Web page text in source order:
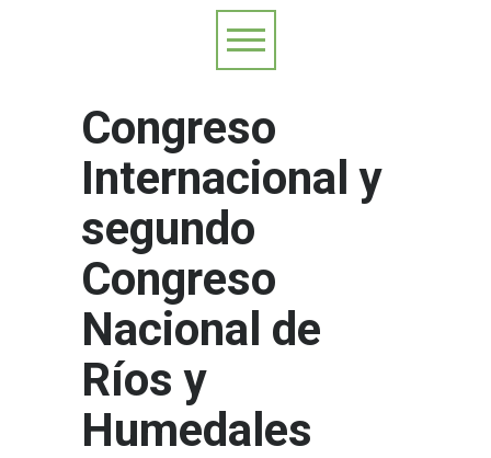
Congreso
Internacional y
segundo
Congreso
Nacional de
Ríos y
Humedales